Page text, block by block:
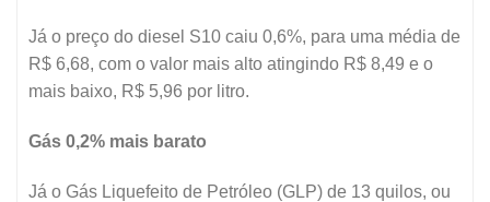
Já o preço do diesel S10 caiu 0,6%, para uma média de
R$ 6,68, com o valor mais alto atingindo R$ 8,49 e o
mais baixo, R$ 5,96 por litro.
Gás 0,2% mais barato
Já o Gás Liquefeito de Petróleo (GLP) de 13 quilos, ou